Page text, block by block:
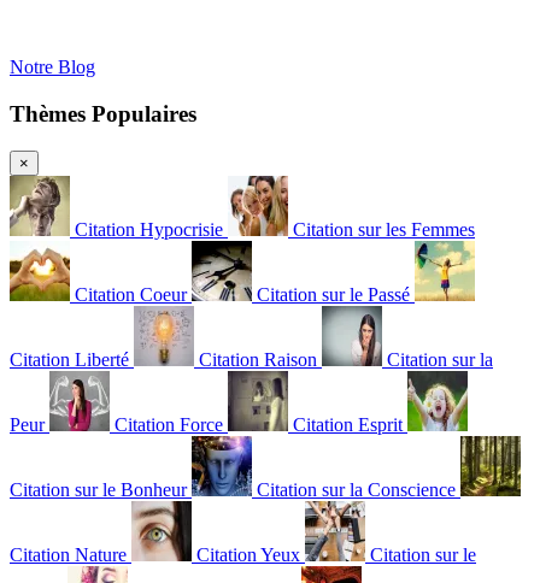
Notre Blog
Thèmes Populaires
×
Citation Hypocrisie Citation sur les Femmes
Citation Coeur Citation sur le Passé
Citation Liberté Citation Raison Citation sur la
Peur Citation Force Citation Esprit
Citation sur le Bonheur Citation sur la Conscience
Citation Nature Citation Yeux Citation sur le